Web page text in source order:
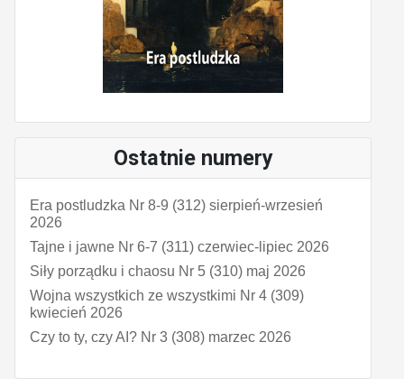
Ostatnie numery
Era postludzka Nr 8-9 (312) sierpień-wrzesień
2026
Tajne i jawne Nr 6-7 (311) czerwiec-lipiec 2026
Siły porządku i chaosu Nr 5 (310) maj 2026
Wojna wszystkich ze wszystkimi Nr 4 (309)
kwiecień 2026
Czy to ty, czy AI? Nr 3 (308) marzec 2026